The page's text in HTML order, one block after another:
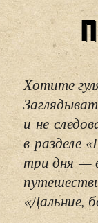
Хотите
и не
в разделе
три дня —
«Дальние,